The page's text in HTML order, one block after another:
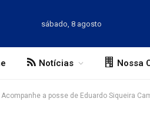
sábado, 8 agosto
Notícias Nossa
Acompanhe a posse de Eduardo Siqueira